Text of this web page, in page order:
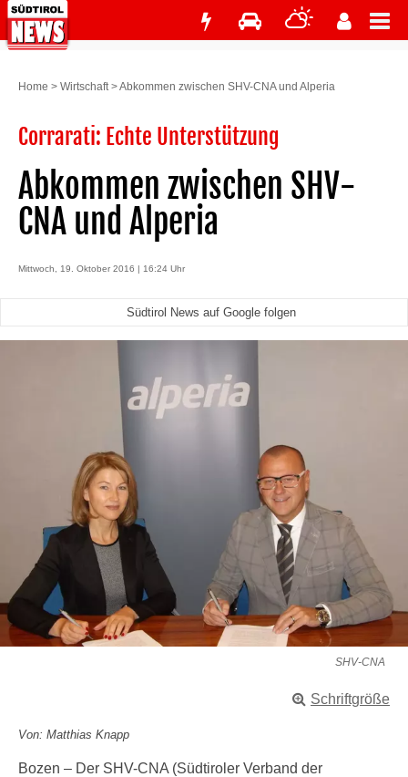
Home > Wirtschaft>Abkommen zwischen SHV-CNA und Alperia
Corrarati: Echte Unterstützung
Abkommen zwischen SHV-
CNA und Alperia
Mittwoch, 19. Oktober 2016 | 16:24 Uhr
Südtirol News auf Google folgen
SHV-CNA
Schriftgröße
Von: Matthias Knapp
Bozen – Der SHV-CNA (Südtiroler Verband der